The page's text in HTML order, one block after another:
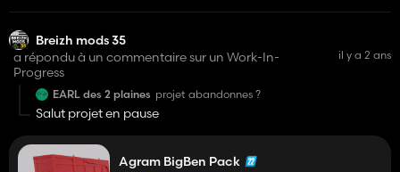
Breizh mods 35
a répondu à un commentaire sur un Work-In-
Progress
il y a 2 ans
EARL des 2 plaines projet abandonnes ?
Salut projet en pause
Agram BigBen Pack